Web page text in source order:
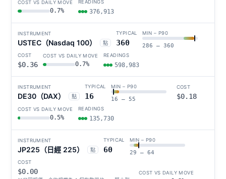
0.7% 376,913
USTEC（Nasdaq 100） 點 360 286 – 360
$0.36 0.7% 598,983
DE30（DAX） 點 16 16 – 55 $0.18
0.5% 135,730
JP225（日經 225） 點 60 29 – 64
$0.00